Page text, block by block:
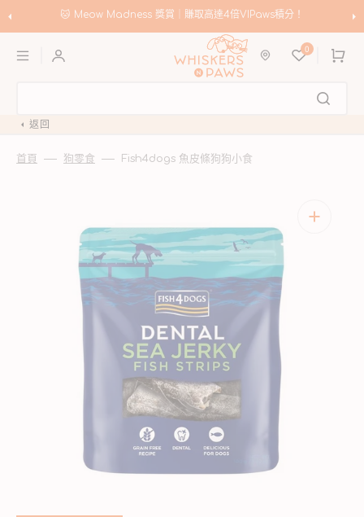
至
容
🐱 Meow Madness 獎賞｜賺取高達4倍VIPaws積分！
0
購
物
返回
首頁 狗零食 Fish4dogs 魚皮條狗狗小食
開
啟
圖
庫
檢
視
中